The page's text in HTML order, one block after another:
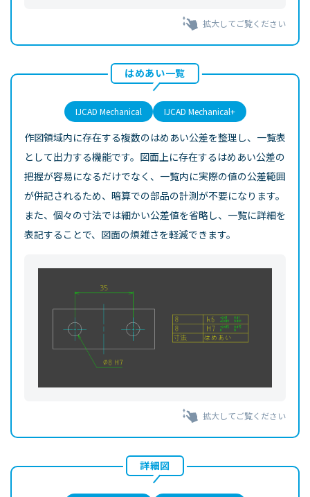
拡大してご覧ください
はめあい一覧
IJCAD Mechanical IJCAD Mechanical+
作図領域内に存在する複数のはめあい公差を整理し、一覧表
として出力する機能です。図面上に存在するはめあい公差の
把握が容易になるだけでなく、一覧内に実際の値の公差範囲
が併記されるため、暗算での部品の計測が不要になります。
また、個々の寸法では細かい公差値を省略し、一覧に詳細を
表記することで、図面の煩雑さを軽減できます。
拡大してご覧ください
詳細図